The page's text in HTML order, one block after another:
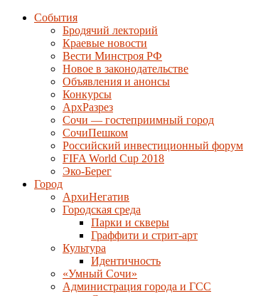
События
Бродячий лекторий
Краевые новости
Вести Минстроя РФ
Новое в законодательстве
Объявления и анонсы
Конкурсы
АрхРазрез
Сочи — гостеприимный город
СочиПешком
Российский инвестиционный форум
FIFA World Cup 2018
Эко-Берег
Город
АрхиНегатив
Городская среда
Парки и скверы
Граффити и стрит-арт
Культура
Идентичность
«Умный Сочи»
Администрация города и ГСС